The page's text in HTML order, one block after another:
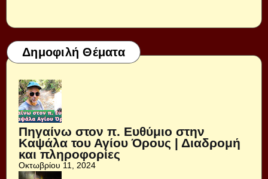
Δημοφιλή Θέματα
Πηγαίνω στον π. Ευθύμιο στην
Καψάλα του Αγίου Όρους | Διαδρομή
και πληροφορίες
Οκτωβρίου 11, 2024